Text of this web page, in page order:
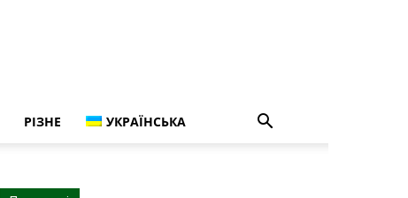
РІЗНЕ УКРАЇНСЬКА